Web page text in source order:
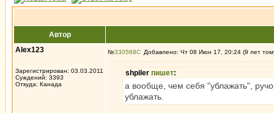
Автор
Alex123
Зарегистрирован: 03.03.2011
Суждений: 3393
Откуда: Канада
№330568 Добавлено: Чт 08 Июн 17, 20:24 (9 лет
shpiler пишет:
а вообще, чем себя "ублажать",
ублажать.